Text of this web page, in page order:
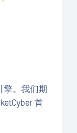
擎。我们期
首